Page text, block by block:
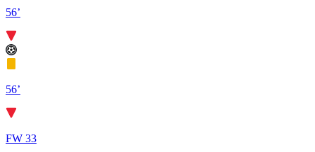
56’
56’
FW 33